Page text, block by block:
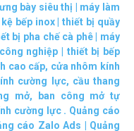
bày siêu thị
máy làm
kệ bếp inox|thiết bị quầy
bị pha chế cà phê| máy
nghiệp
thiết bị bếp
cao cấp, cửa nhôm kính
cường lực, cầu thang
mở,
ban công mở tự
cường lực. Quảng cáo
cáo Zalo Ads
Quảng